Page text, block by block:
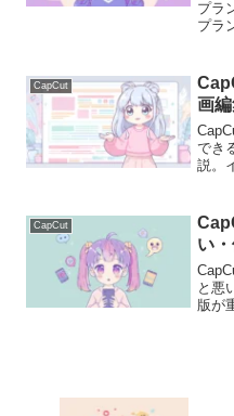
プラ
プラ
CapCut
画
でき
説。
CapCut
い
と悪
版が